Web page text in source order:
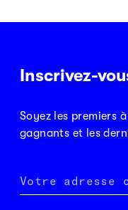
Inscrivez-
Soyez les premiers
gagnants et les
Votre adresse